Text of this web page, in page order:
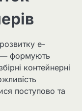
e-
— формують
контейнерні
поступово та